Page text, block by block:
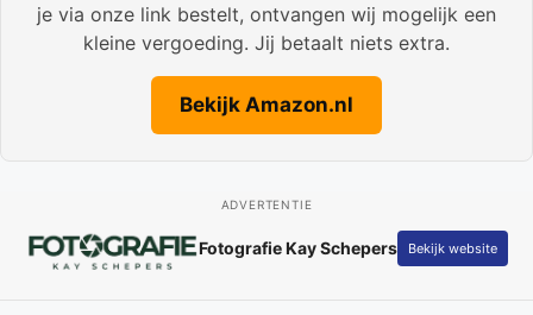
je via onze link bestelt, ontvangen wij mogelijk een
kleine vergoeding. Jij betaalt niets extra.
Bekijk Amazon.nl
ADVERTENTIE
Fotografie Kay Schepers Bekijk website